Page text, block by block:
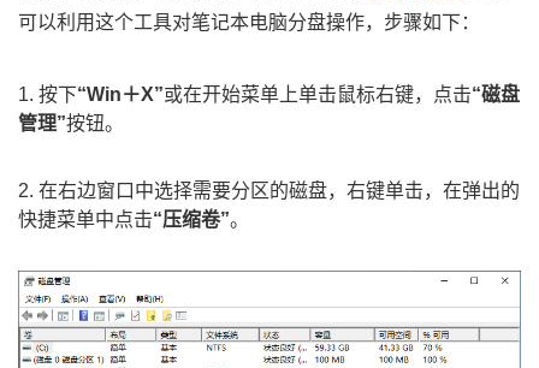
可以利用这个工具对笔记本电脑分盘操作，步骤如下：
1. 按下“Win＋X”或在开始菜单上单击鼠标右键，点击“磁盘
管理”按钮。
2. 在右边窗口中选择需要分区的磁盘，右键单击，在弹出的
快捷菜单中点击“压缩卷”。